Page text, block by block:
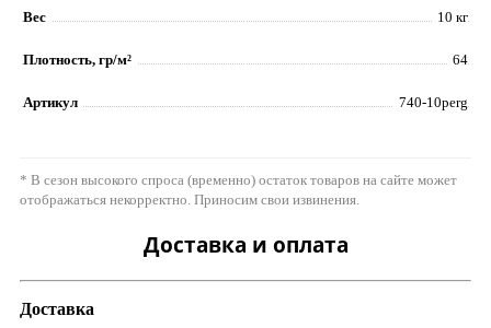
Вес 10 кг
Плотность, гр/м² 64
Артикул 740-10perg
* В сезон высокого спроса (временно) остаток товаров на сайте может
отображаться некорректно. Приносим свои извинения.
Доставка и оплата
Доставка